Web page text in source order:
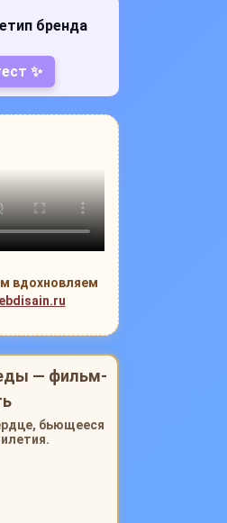
бренда
✨
вдохновляем
— фильм-
бьющееся